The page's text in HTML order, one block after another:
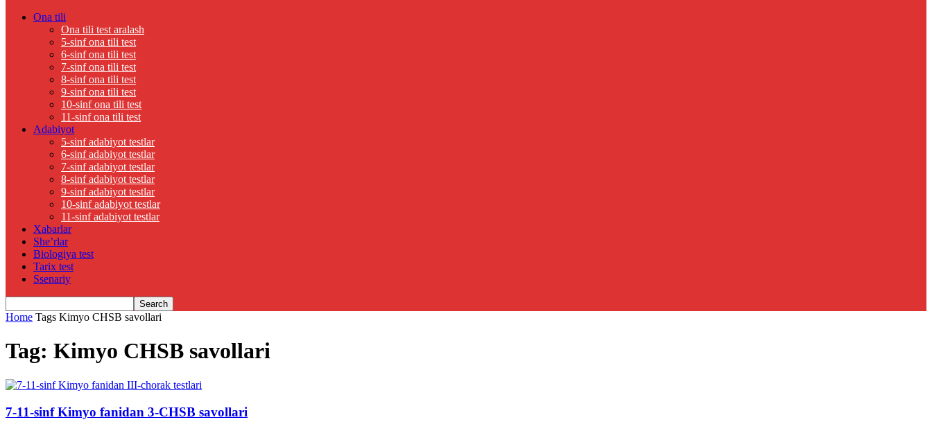
Ona tili
Ona tili test aralash
5-sinf ona tili test
6-sinf ona tili test
7-sinf ona tili test
8-sinf ona tili test
9-sinf ona tili test
10-sinf ona tili test
11-sinf ona tili test
Adabiyot
5-sinf adabiyot testlar
6-sinf adabiyot testlar
7-sinf adabiyot testlar
8-sinf adabiyot testlar
9-sinf adabiyot testlar
10-sinf adabiyot testlar
11-sinf adabiyot testlar
Xabarlar
She’rlar
Biologiya test
Tarix test
Ssenariy
Home Tags Kimyo CHSB savollari
Tag: Kimyo CHSB savollari
7-11-sinf Kimyo fanidan 3-CHSB savollari